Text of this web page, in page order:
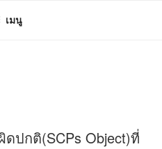
เมนู
ปกติ(SCPs Object)ที่